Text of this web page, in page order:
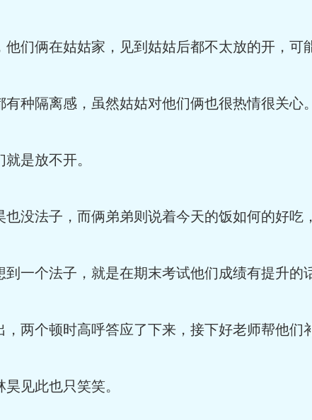
他们俩在姑姑家，见到姑姑后都不太放的开，可
有种隔离感，虽然姑姑对他们俩也很热情很关心。
是放不开。
也没法子，而俩弟弟则说着今天的饭如何的好吃
到一个法子，就是在期末考试他们成绩有提升的
，两个顿时高呼答应了下来，接下好老师帮他们
见此也只笑笑。